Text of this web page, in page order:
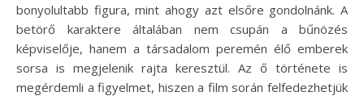
bonyolultabb figura, mint ahogy azt elsőre gondolnánk. A
betörő karaktere általában nem csupán a bűnözés
képviselője, hanem a társadalom peremén élő emberek
sorsa is megjelenik rajta keresztül. Az ő története is
megérdemli a figyelmet, hiszen a film során felfedezhetjük